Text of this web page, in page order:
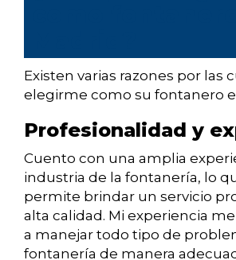
Existen varias razones por las
elegirme como su fontanero
Profesionalidad y
Cuento con una amplia
industria de la fontanería, lo
permite brindar un servicio
alta calidad. Mi experiencia
a manejar todo tipo de
fontanería de manera